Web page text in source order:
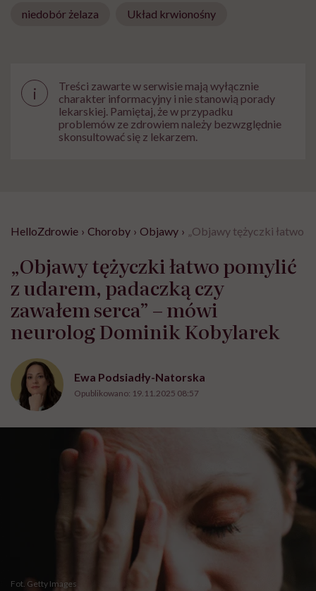
niedobór żelaza Układ krwionośny
i
Treści zawarte w serwisie mają wyłącznie
charakter informacyjny i nie stanowią porady
lekarskiej. Pamiętaj, że w przypadku
problemów ze zdrowiem należy bezwzględnie
skonsultować się z lekarzem.
HelloZdrowie › Choroby › Objawy › „Objawy tężyczki łatwo
„Objawy tężyczki łatwo pomylić
z udarem, padaczką czy
zawałem serca” – mówi
neurolog Dominik Kobylarek
Ewa Podsiadły-Natorska
Opublikowano: 19.11.2025 08:57
Fot. Getty Images